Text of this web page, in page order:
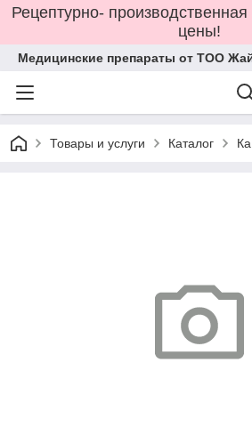
Рецептурно-
цены!
Медицинские препараты от ТОО
Товары и услуги Каталог